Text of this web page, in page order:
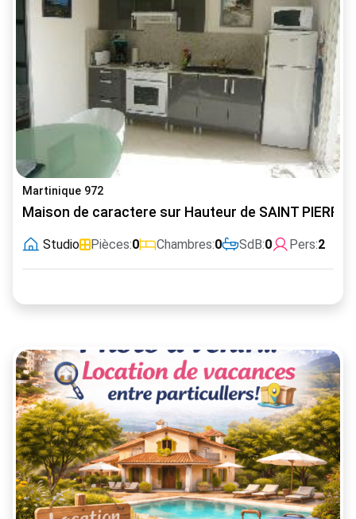
Martinique 972
Maison de caractere sur Hauteur de SAINT PIERRE
Studio Pièces:0 Chambres:0 SdB:0 Pers:2